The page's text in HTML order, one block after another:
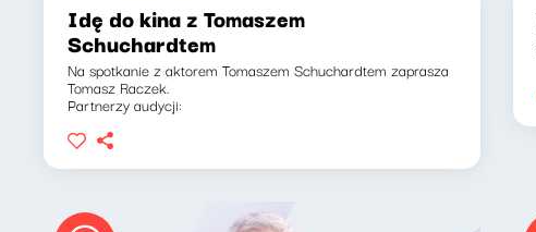
Idę do kina z Tomaszem
Schuchardtem
Na spotkanie z aktorem Tomaszem Schuchardtem zaprasza
Tomasz Raczek.
Partnerzy audycji: